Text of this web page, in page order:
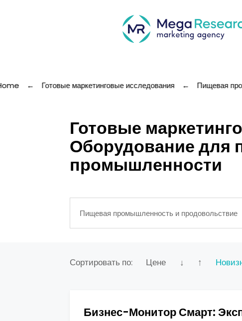
← Готовые маркетинговые исследования ← Пищевая
Готовые
Оборудование для
промышленности
Пищевая промышленность и продовольствие
Сортировать по: Цене ↓ ↑
Бизнес-Монитор Смарт: